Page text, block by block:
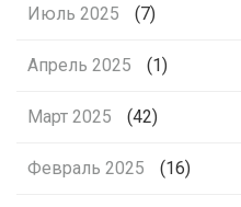
Июль 2025 (7)
Апрель 2025 (1)
Март 2025 (42)
Февраль 2025 (16)